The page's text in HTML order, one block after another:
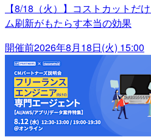
【8/18（火）】コストカットだ
ム刷新がもたらす本当の効果
開催前2026年8月18日(火) 15:00